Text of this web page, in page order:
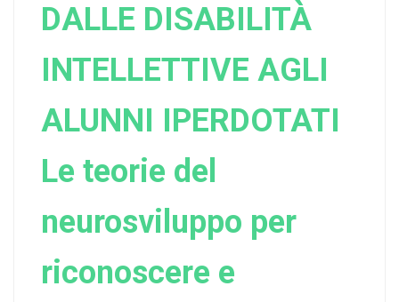
DALLE DISABILITÀ
INTELLETTIVE AGLI
ALUNNI IPERDOTATI
Le teorie del
neurosviluppo per
riconoscere e